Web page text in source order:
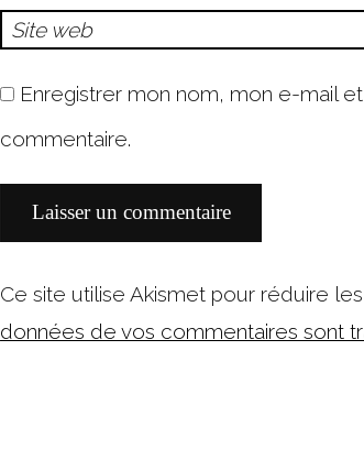
Site web
Enregistrer mon nom, mon e-mail
commentaire.
Ce site utilise Akismet pour réduire
données de vos commentaires sont